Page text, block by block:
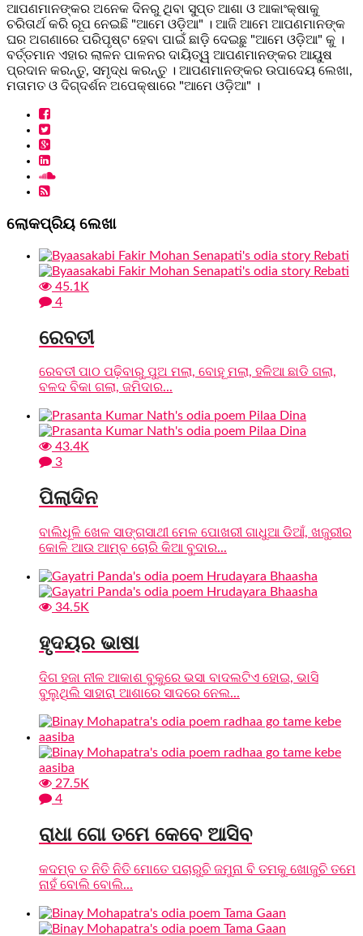
ଆପଣମାନଙ୍କର ଅନେକ ଦିନରୁ ଥିବା ସୁପ୍ତ ଆଶା ଓ ଆକାଂକ୍ଷାକୁ
ଚରିତାର୍ଥ କରି ରୂପ ନେଇଛି "ଆମେ ଓଡ଼ିଆ" । ଆଜି ଆମେ ଆପଣମାନଙ୍କ
ଘର ଅଗଣାରେ ପରିପୃଷ୍ଟ ହେବା ପାଇଁ ଛାଡ଼ି ଦେଇଛୁ "ଆମେ ଓଡ଼ିଆ" କୁ ।
ବର୍ତ୍ତମାନ ଏହାର ଲାଳନ ପାଳନର ଦାୟିତ୍ୱ ଆପଣମାନଙ୍କର ଆୟୁଷ
ପ୍ରଦାନ କରନ୍ତୁ, ସମୃଦ୍ଧ କରନ୍ତୁ । ଆପଣମାନଙ୍କର ଉପାଦେୟ ଲେଖା,
ମତାମତ ଓ ଦିଗ୍ଦର୍ଶନ ଅପେକ୍ଷାରେ "ଆମେ ଓଡ଼ିଆ" ।
ଲୋକପ୍ରିୟ ଲେଖା
45.1K
4
ରେବତୀ
ରେବତୀ ପାଠ ପଢ଼ିବାରୁ ପୁଅ ମଲା, ବୋହୂ ମଲା, ହଳିଆ ଛାଡି ଗଲା,
ବଳଦ ବିକା ଗଲା, ଜମିଦାର...
43.4K
3
ପିଲାଦିନ
ବାଲିଧୂଳି ଖେଳ ସାଙ୍ଗସାଥୀ ମେଳ ପୋଖରୀ ଗାଧୁଆ ଡିଆଁ, ଖଜୁରୀର
କୋଳି ଆଉ ଆମ୍ବ ଚୋରି କିଆ ବୁଦାର...
34.5K
ହୃଦୟର ଭାଷା
ଦିଗ ହଜା ନୀଳ ଆକାଶ ବୁକୁରେ ଭସା ବାଦଲଟିଏ ହୋଇ, ଭାସି
ବୁଲୁଥିଲି ସାହାରା ଆଶାରେ ସାଦରେ ନେଲ...
27.5K
4
ରାଧା ଗୋ ତମେ କେବେ ଆସିବ
କଦମ୍ବ ତ ନିତି ନିତି ମୋତେ ପଚାରୁଚି ଜମୁନା ବି ତମକୁ ଖୋଜୁଚି ତମେ
ନାହଁ ବୋଲି ବୋଲି...